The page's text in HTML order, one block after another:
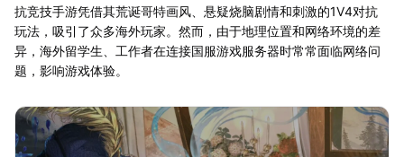
抗竞技手游凭借其荒诞哥特画风、悬疑烧脑剧情和刺激的1V4对抗
玩法，吸引了众多海外玩家。然而，由于地理位置和网络环境的差
异，海外留学生、工作者在连接国服游戏服务器时常常面临网络问
题，影响游戏体验。